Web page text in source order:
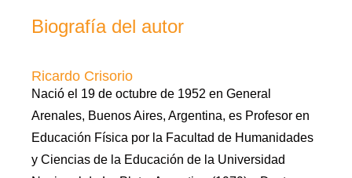
Biografía del autor
Ricardo Crisorio
Nació el 19 de octubre de 1952 en General
Arenales, Buenos Aires, Argentina, es Profesor en
Educación Física por la Facultad de Humanidades
y Ciencias de la Educación de la Universidad